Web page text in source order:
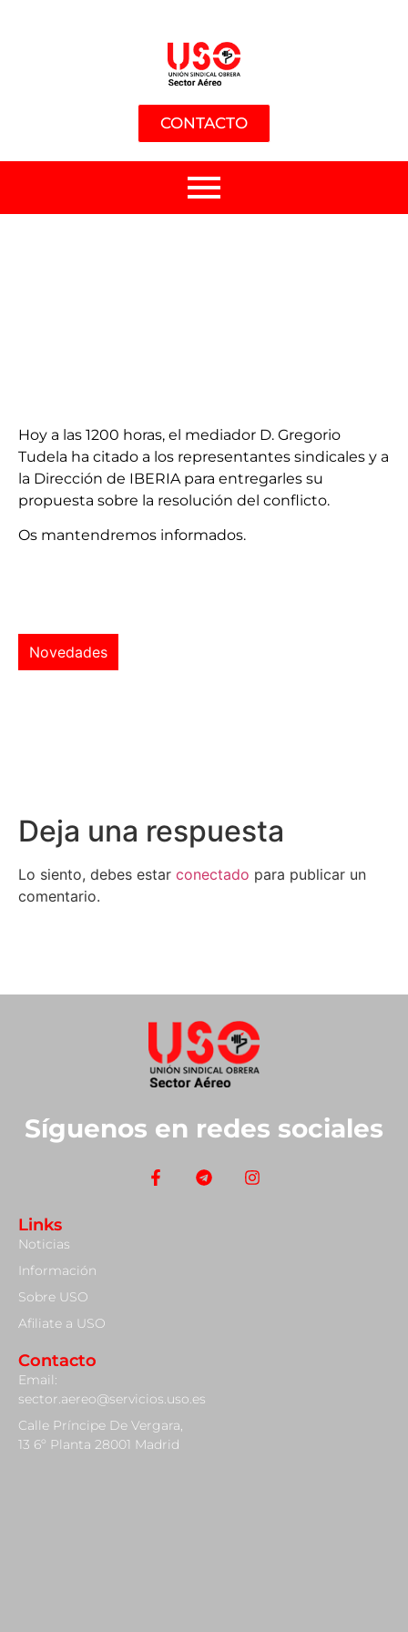
CONTACTO
Hoy a las 1200 horas, el mediador D. Gregorio
Tudela ha citado a los representantes sindicales y a
la Dirección de IBERIA para entregarles su
propuesta sobre la resolución del conflicto.
Os mantendremos informados.
Novedades
Deja una respuesta
Lo siento, debes estar conectado para publicar un
comentario.
Síguenos en redes sociales
Links
Noticias
Información
Sobre USO
Afiliate a USO
Contacto
Email:
sector.aereo@servicios.uso.es
Calle Príncipe De Vergara,
13 6º Planta 28001 Madrid